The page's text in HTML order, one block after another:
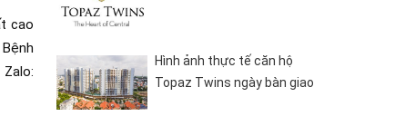
cao
Hình ảnh thực tế căn hộ
Topaz Twins ngày bàn giao